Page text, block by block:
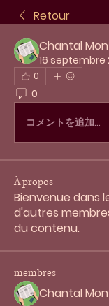
Retour
Chantal
16 septembre
0
0
コメントを追加…
À propos
Bienvenue dans
d'autres
du contenu.
membres
Chantal